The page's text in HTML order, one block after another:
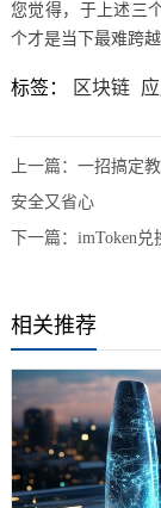
您觉得，于上述三
个才是当下最难跨
标签： 区块链
上一篇： 一招搞定
安全又省心
下一篇： imToken
相关推荐